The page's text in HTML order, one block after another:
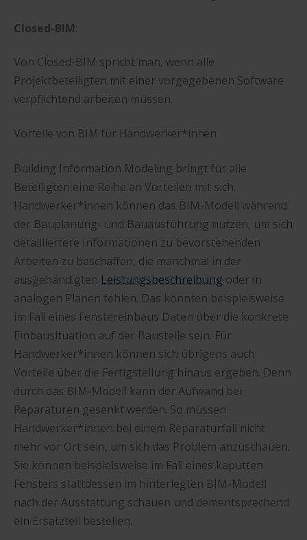
Closed-BIM:
Von Closed-BIM spricht man, wenn alle
Projektbeteiligten mit einer vorgegebenen Software
verpflichtend arbeiten müssen.
Vorteile von BIM für Handwerker*innen
Building Information Modeling bringt für alle
Beteiligten eine Reihe an Vorteilen mit sich.
Handwerker*innen können das BIM-Modell während
der Bauplanung- und Bauausführung nutzen, um sich
detailliertere Informationen zu bevorstehenden
Arbeiten zu beschaffen, die manchmal in der
ausgehändigten Leistungsbeschreibung oder in
analogen Plänen fehlen. Das könnten beispielsweise
im Fall eines Fenstereinbaus Daten über die konkrete
Einbausituation auf der Baustelle sein. Für
Handwerker*innen können sich übrigens auch
Vorteile über die Fertigstellung hinaus ergeben. Denn
durch das BIM-Modell kann der Aufwand bei
Reparaturen gesenkt werden. So müssen
Handwerker*innen bei einem Reparaturfall nicht
mehr vor Ort sein, um sich das Problem anzuschauen.
Sie können beispielsweise im Fall eines kaputten
Fensters stattdessen im hinterlegten BIM-Modell
nach der Ausstattung schauen und dementsprechend
ein Ersatzteil bestellen.